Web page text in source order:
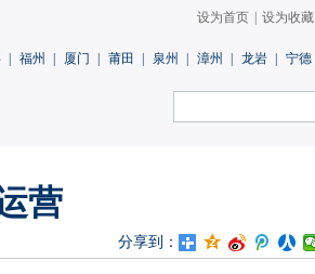
设为首页 设为收藏
福州 厦门 莆田 泉州 漳州 龙岩 宁德
营
分享到：